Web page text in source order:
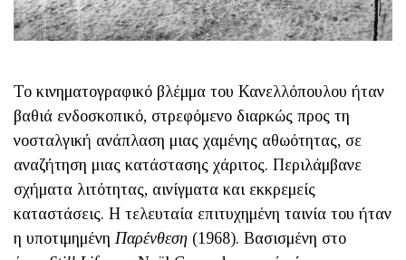
Το κινηματογραφικό βλέμμα του Κανελλόπουλου ήταν
βαθιά ενδο­σκοπικό, στρεφόμενο διαρκώς προς τη
νοσταλγική ανάπλαση μιας χαμένης αθωότητας, σε
αναζήτηση μιας κατάστασης χάριτος. Περι­λάμβανε
σχήματα λιτότητας, αινίγματα και εκκρεμείς
καταστάσεις. Η τελευταία επιτυχημένη ταινία του ήταν
η υποτιμημένη Παρέν­θεση (1968). Βασισμένη στο